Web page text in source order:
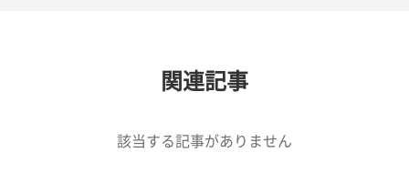
関連記事
該当する記事がありません